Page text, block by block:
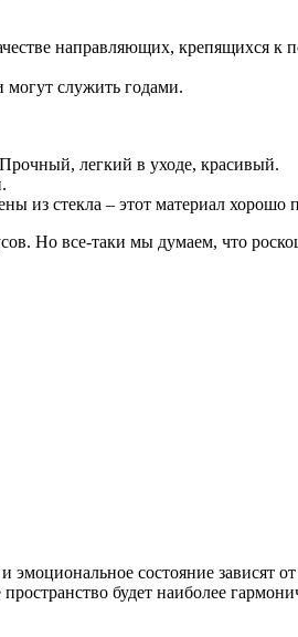
направляющих, крепящихся к
могут служить годами.
легкий в уходе, красивый.
стекла – этот материал хорошо
Но все-таки мы думаем, что
эмоциональное состояние
будет наиболее